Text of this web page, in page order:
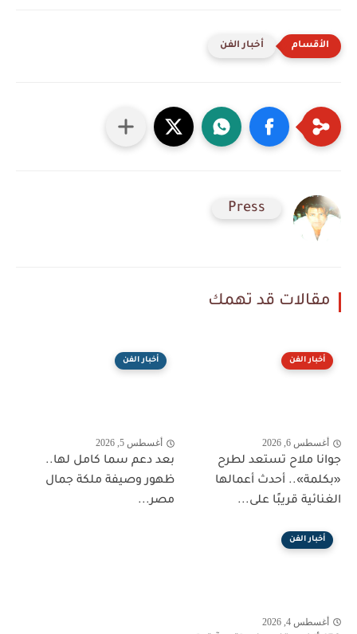
أخبار الفن
Press
مقالات قد تهمك
أخبار الفن
أغسطس 6, 2026
جوانا ملاح تستعد لطرح
«بكلمة».. أحدث أعمالها
الغنائية قريبًا على...
أخبار الفن
أغسطس 5, 2026
بعد دعم سما كامل لها..
ظهور وصيفة ملكة جمال
مصر...
أخبار الفن
أغسطس 4, 2026